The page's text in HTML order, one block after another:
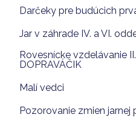
Darčeky pre budúcich
Jar v záhrade IV. a VI.
Rovesnícke vzdelávanie
DOPRAVÁČIK
Malí vedci
Pozorovanie zmien jarnej